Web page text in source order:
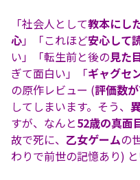
「社会人として教本にし
心」「これほど安心して
い」「転生前と後の見た
ぎて面白い」「ギャグセ
の原作レビュー (評価数
してしまいます。そう、
すが、なんと52歳の真面
故で死に、 乙女ゲームの
わりで前世の記憶あり) と